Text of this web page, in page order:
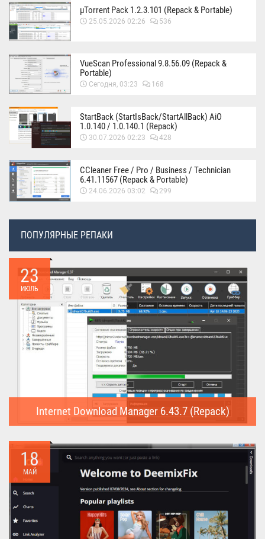
µTorrent Pack 1.2.3.101 (Repack & Portable)
25.05.2026 02:26 536
VueScan Professional 9.8.56.09 (Repack &
Portable)
Сегодня, 03:23 168
StartBack (StartIsBack/StartAllBack) AiO
1.0.140 / 1.0.140.1 (Repack)
30.07.2026 02:23 428
CCleaner Free / Pro / Business / Technician
6.41.11567 (Repack & Portable)
24.06.2026 03:02 299
ПОПУЛЯРНЫЕ РЕПАКИ
23
ИЮЛЬ
Internet Download Manager 6.43.7 (Repack)
предназначена для...
18
МАЙ